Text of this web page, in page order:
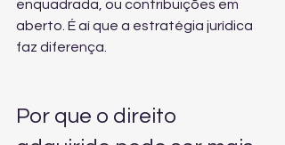
enquadrada, ou contribuições em
aberto. É aí que a estratégia jurídica
faz diferença.
Por que o direito